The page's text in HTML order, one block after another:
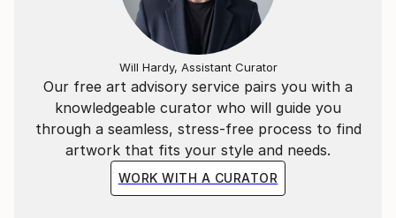
"L'essenziale è invisibile agli occhi".
La situazione attuale, quello che ci circonda, ci
porterà a vivere in un mondo "surrogato";
Ricreato ad hoc per vedere quello che non ci sarà più.
Our free art advisory service pairs you with a
knowledgeable curator who will guide you
through a seamless, stress-free process to find
artwork that fits your style and needs.
WORK WITH A CURATOR
Will Hardy, Assistant Curator